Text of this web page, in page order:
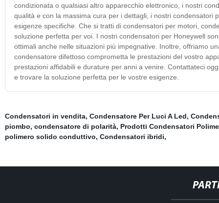
condizionata o qualsiasi altro apparecchio elettronico, i nostri
qualità e con la massima cura per i dettagli, i nostri
esigenze specifiche. Che si tratti di condensatori per motori,
soluzione perfetta per voi. I nostri condensatori per Honeywell
ottimali anche nelle situazioni più impegnative. Inoltre, offriamo
condensatore difettoso comprometta le prestazioni del vostro
prestazioni affidabili e durature per anni a venire. Contattateci
e trovare la soluzione perfetta per le vostre esigenze.
Condensatori in vendita, Condensatore Per Luci A Led,
piombo, condensatore di polarità, Prodotti Condensatori
polimero solido conduttivo, Condensatori ibridi,